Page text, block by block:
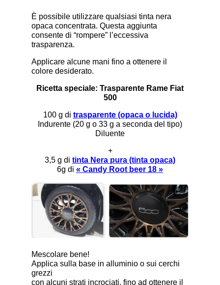
È possibile utilizzare qualsiasi tinta nera
opaca concentrata. Questa aggiunta
consente di “rompere” l’eccessiva
trasparenza.
Applicare alcune mani fino a ottenere il
colore desiderato.
Ricetta speciale: Trasparente Rame Fiat
500
100 g di trasparente (opaca o lucida)
Indurente (20 g o 33 g a seconda del tipo)
Diluente
+
3,5 g di tinta Nera pura (tinta opaca)
6g di « Candy Root beer 18 »
Mescolare bene!
Applica sulla base in alluminio o sui cerchi
grezzi
con alcuni strati incrociati, fino ad ottenere il